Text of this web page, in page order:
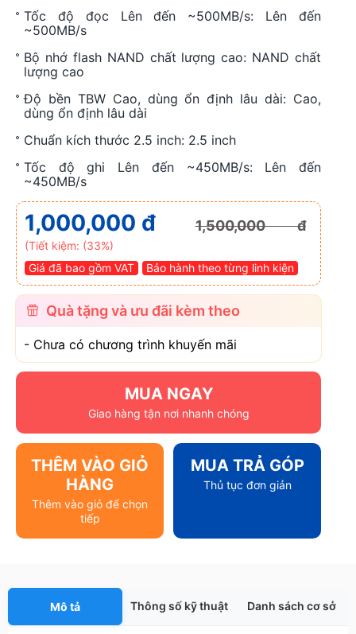
Tốc độ đọc Lên đến ~500MB/s: Lên đến
~500MB/s
Bộ nhớ flash NAND chất lượng cao: NAND chất
lượng cao
Độ bền TBW Cao, dùng ổn định lâu dài: Cao,
dùng ổn định lâu dài
Chuẩn kích thước 2.5 inch: 2.5 inch
Tốc độ ghi Lên đến ~450MB/s: Lên đến
~450MB/s
1,000,000 đ 1,500,000 đ
(Tiết kiệm: (33%)
Giá đã bao gồm VAT
Bảo hành theo từng linh kiện
Quà tặng và ưu đãi kèm theo
- Chưa có chương trình khuyến mãi
MUA NGAY
Giao hàng tận nơi nhanh chóng
THÊM VÀO GIỎ
HÀNG
Thêm vào giỏ để chọn
tiếp
MUA TRẢ GÓP
Thủ tục đơn giản
Mô tả Thông số kỹ thuật Danh sách cơ sở